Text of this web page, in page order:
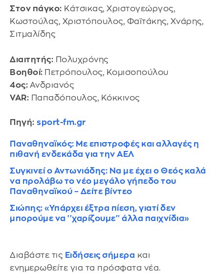
Στον πάγκο: Κάτσικας, Χριστογεώργος,
Κωστούλας, Χριστόπουλος, Φαϊτάκης, Χνάρης,
Σιτμαλίδης
Διαιτητής: Πολυχρόνης
Βοηθοί: Πετρόπουλος, Κομισοπούλου
4ος: Ανδριανός
VAR: Παπαδόπουλος, Κόκκινος
Πηγή: sport-fm.gr
Παναθηναϊκός: Με επιστροφές και αλλαγές η
πιθανή ενδεκάδα για την ΑΕΛ
Συγκινεί ο Αντωνιάδης: Να με έχει ο Θεός καλά
να προλάβω το νέο μεγάλο γήπεδο του
Παναθηναϊκού – Δείτε βίντεο
Σιώπης: «Υπάρχει έξτρα πίεση, γιατί δεν
μπορούμε να ''χαρίζουμε'' άλλα παιχνίδια»
Διαβάστε τις Ειδήσεις σήμερα και
ενημερωθείτε για τα πρόσφατα νέα.